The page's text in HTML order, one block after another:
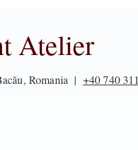
Atelier
Romania | +40 740